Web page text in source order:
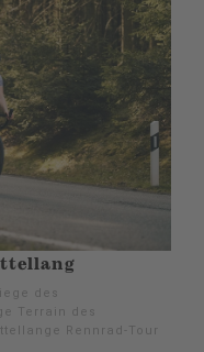
des
Terrain des
Rennrad-Tour